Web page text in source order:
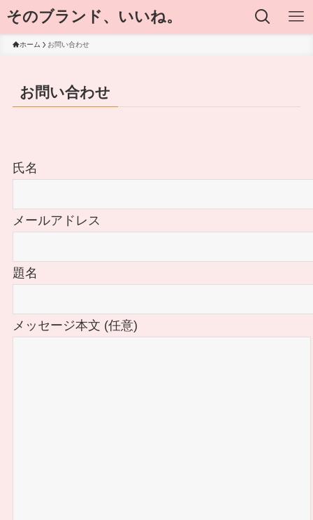
そのブランド、いいね。
ホーム お問い合わせ
お問い合わせ
氏名
メールアドレス
題名
メッセージ本文 (任意)